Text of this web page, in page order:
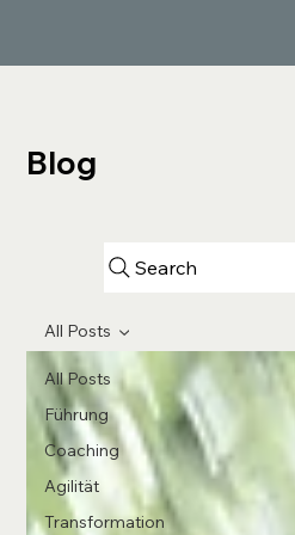
Blog
All Posts
Führung
Coaching
Agilität
Transformation
All Posts
Search